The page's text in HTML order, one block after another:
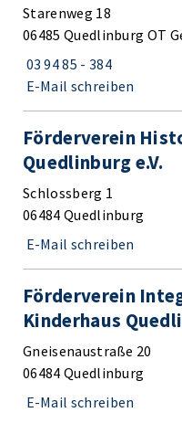
Starenweg 18
06485 Quedlinburg OT
03 94 85 - 384
E-Mail schreiben
Förderverein
Quedlinburg e.V.
Schlossberg 1
06484 Quedlinburg
E-Mail schreiben
Förderverein
Kinderhaus
Gneisenaustraße 20
06484 Quedlinburg
E-Mail schreiben